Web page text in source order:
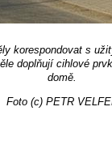
korespondovat s
doplňují cihlové
domě.
Foto (c) PETR